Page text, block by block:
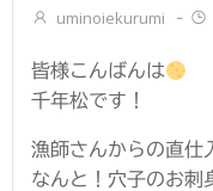
uminoiekurumi -
皆様こんばんは
千年松です！
漁師さんからの直仕
なんと！穴子のお刺